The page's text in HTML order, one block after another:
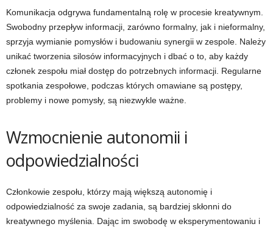
Komunikacja odgrywa fundamentalną rolę w procesie kreatywnym.
Swobodny przepływ informacji, zarówno formalny, jak i nieformalny,
sprzyja wymianie pomysłów i budowaniu synergii w zespole. Należy
unikać tworzenia silosów informacyjnych i dbać o to, aby każdy
członek zespołu miał dostęp do potrzebnych informacji. Regularne
spotkania zespołowe, podczas których omawiane są postępy,
problemy i nowe pomysły, są niezwykle ważne.
Wzmocnienie autonomii i
odpowiedzialności
Członkowie zespołu, którzy mają większą autonomię i
odpowiedzialność za swoje zadania, są bardziej skłonni do
kreatywnego myślenia. Dając im swobodę w eksperymentowaniu i